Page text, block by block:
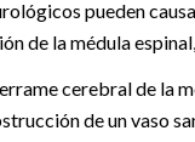
pueden
de la médula
cerebral de la
de un vaso